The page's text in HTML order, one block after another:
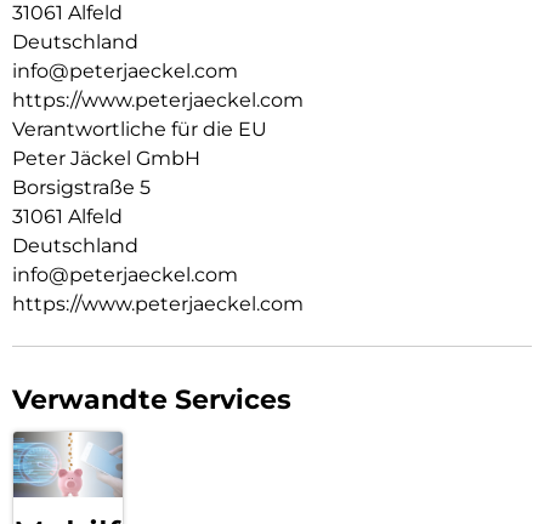
31061 Alfeld
Deutschland
info@peterjaeckel.com
https://www.peterjaeckel.com
Verantwortliche für die EU
Peter Jäckel GmbH
Borsigstraße 5
31061 Alfeld
Deutschland
info@peterjaeckel.com
https://www.peterjaeckel.com
Verwandte Services